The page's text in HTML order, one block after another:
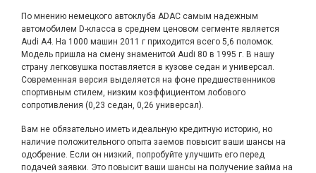
По мнению немецкого автоклуба ADAC самым надежным
автомобилем D-класса в среднем ценовом сегменте является
Audi A4. На 1000 машин 2011 г приходится всего 5,6 поломок.
Модель пришла на смену знаменитой Audi 80 в 1995 г. В нашу
страну легковушка поставляется в кузове седан и универсал.
Современная версия выделяется на фоне предшественников
спортивным стилем, низким коэффициентом лобового
сопротивления (0,23 седан, 0,26 универсал).
Вам не обязательно иметь идеальную кредитную историю, но
наличие положительного опыта заемов повысит ваши шансы на
одобрение. Если он низкий, попробуйте улучшить его перед
подачей заявки. Это повысит ваши шансы на получение займа на